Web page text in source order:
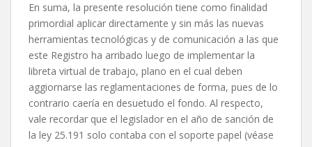
En suma, la presente resolución tiene como finalidad
primordial aplicar directamente y sin más las nuevas
herramientas tecnológicas y de comunicación a las que
este Registro ha arribado luego de implementar la
libreta virtual de trabajo, plano en el cual deben
aggiornarse las reglamentaciones de forma, pues de lo
contrario caería en desuetudo el fondo. Al respecto,
vale recordar que el legislador en el año de sanción de
la ley 25.191 solo contaba con el soporte papel (véase